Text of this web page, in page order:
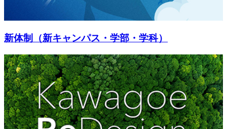
新体制（新キャンパス・学部・学科）